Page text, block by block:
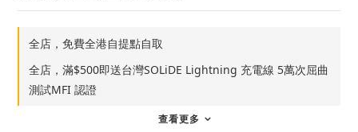
全店，免費全港自提點自取
全店，滿$500即送台灣SOLiDE Lightning 充電線 5萬次屈曲
測試MFI 認證
查看更多